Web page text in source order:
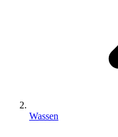
Wassen